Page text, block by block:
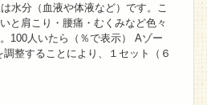
水分（血液や体液など）です。こ
と肩こり・腰痛・むくみなど色々
100人いたら（％で表示） Aゾー
整することにより、１セット（６